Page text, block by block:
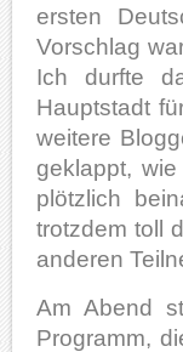
ersten
Vorschlag
Ich durfte
Hauptstadt
weitere
geklappt,
plötzlich
trotzdem toll
anderen
Am Abend
Programm,